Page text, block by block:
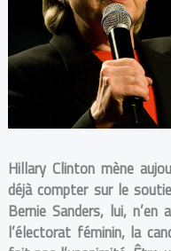
Hillary Clinton mène
déjà compter sur le
Bernie Sanders, lui,
l’électorat féminin,la